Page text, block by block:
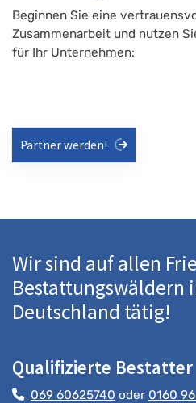
Beginnen Sie eine
Zusammenarbeit und nutzen
für Ihr Unternehmen:
Partner werden!
Wir sind auf allen
Bestattungswäldern
Deutschland tätig!
Qualifizierte Bestatter
069 60625740 oder 0160